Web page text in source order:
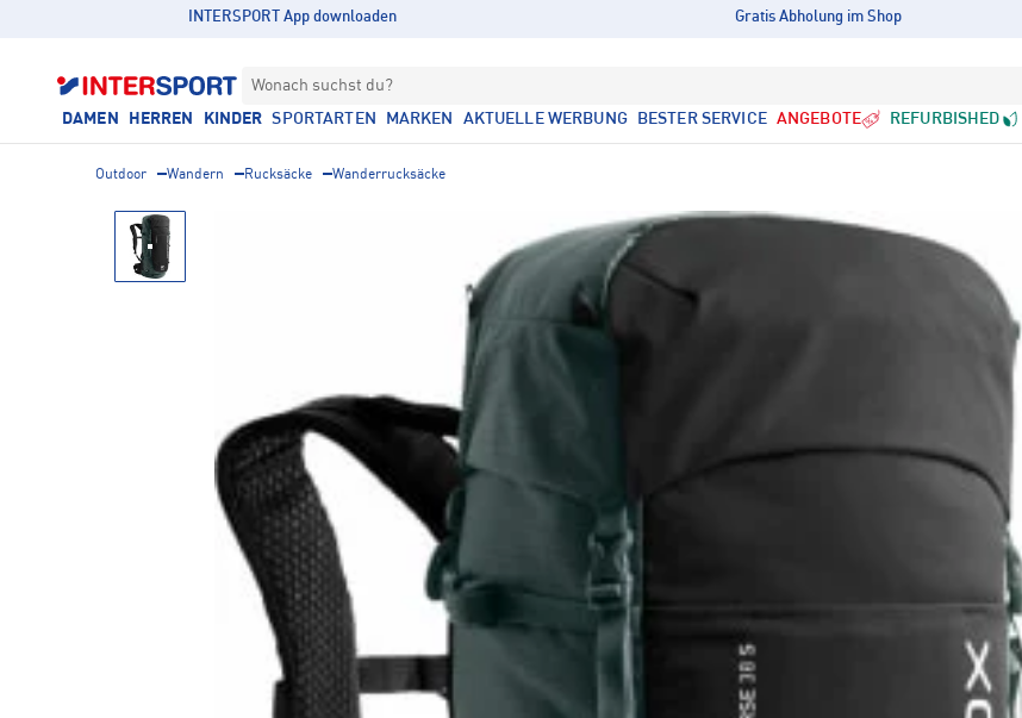
INTERSPORT App downloaden Gratis Abholung im Shop
Wonach suchst du?
DAMEN HERREN KINDER SPORTARTEN MARKEN AKTUELLE WERBUNG BESTER SERVICE ANGEBOTE REFURBISHED
Outdoor Wandern Rucksäcke Wanderrucksäcke